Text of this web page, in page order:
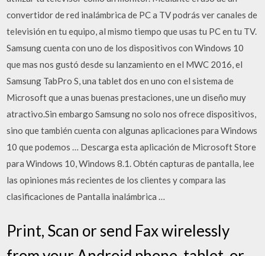
convertidor de red inalámbrica de PC a TV podrás ver canales de
televisión en tu equipo, al mismo tiempo que usas tu PC en tu TV.
Samsung cuenta con uno de los dispositivos con Windows 10
que mas nos gustó desde su lanzamiento en el MWC 2016, el
Samsung TabPro S, una tablet dos en uno con el sistema de
Microsoft que a unas buenas prestaciones, une un diseño muy
atractivo.Sin embargo Samsung no solo nos ofrece dispositivos,
sino que también cuenta con algunas aplicaciones para Windows
10 que podemos … Descarga esta aplicación de Microsoft Store
para Windows 10, Windows 8.1. Obtén capturas de pantalla, lee
las opiniones más recientes de los clientes y compara las
clasificaciones de Pantalla inalámbrica …
Print, Scan or send Fax wirelessly